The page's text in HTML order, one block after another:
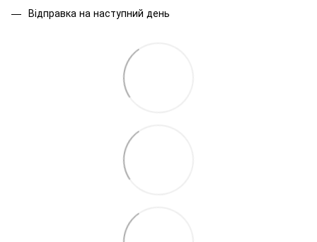
Відправка на наступний день